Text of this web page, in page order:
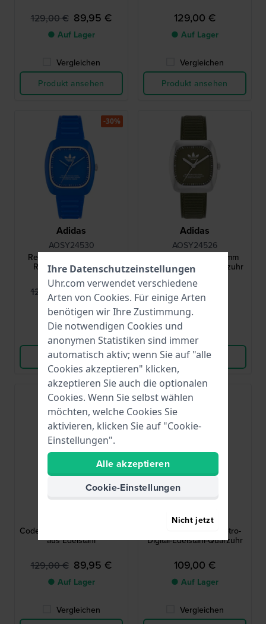
129,00 € 89,95 €
● Auf Lager
Vergleichen
Produkt ansehen
129,00 €
● Auf Lager
Vergleichen
Produkt ansehen
Adidas
AOSY24530
Retro Wave Two 37 mm
Retro-inspirierte Bio-
Keramik-Quarzuhr
129,00 € 89,95 €
● Auf Lager
Vergleichen
Produkt ansehen
-30%
Adidas
AOSY24526
Retro Wave One 37 mm
Retro inspirierte Quarzuhr
aus Edelstahl
149,00 €
● Auf Lager
Vergleichen
Produkt ansehen
Adidas
Code One 38 mm Quarzuhr
aus Edelstahl
129,00 € 89,95 €
● Auf Lager
Vergleichen
-30%
Adidas
AOST24558
Digital Two 36 mm Retro-
Digital-Edelstahl-Quarzuhr
109,00 €
● Auf Lager
Vergleichen
Ihre Datenschutzeinstellungen
Uhr.com verwendet verschiedene
Arten von Cookies. Für einige Arten
benötigen wir Ihre Zustimmung.
Die notwendigen Cookies und
anonymen Statistiken sind immer
automatisch aktiv; wenn Sie auf "alle
Cookies akzeptieren" klicken,
akzeptieren Sie auch die optionalen
Cookies. Wenn Sie selbst wählen
möchten, welche Cookies Sie
aktivieren, klicken Sie auf "Cookie-
Einstellungen".
Alle akzeptieren
Cookie-Einstellungen
Nicht jetzt